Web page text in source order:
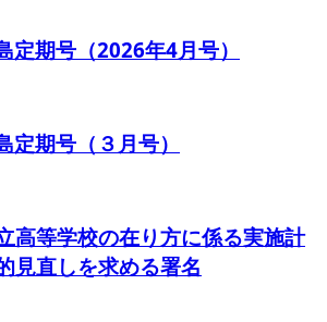
定期号（2026年4月号）
定期号（３月号）
高等学校の在り方に係る実施計
見直しを求める署名